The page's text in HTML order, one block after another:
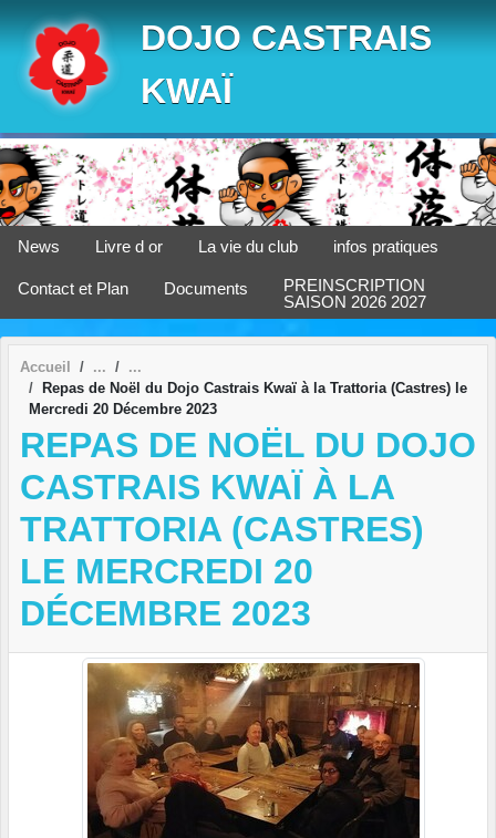
DOJO CASTRAIS
KWAÏ
News Livre d or La vie du club infos pratiques
Contact et Plan Documents
PREINSCRIPTION
SAISON 2026 2027
Accueil
Repas de Noël du Dojo Castrais Kwaï à la Trattoria (Castres) le
Mercredi 20 Décembre 2023
REPAS DE NOËL DU DOJO
CASTRAIS KWAÏ À LA
TRATTORIA (CASTRES)
LE MERCREDI 20
DÉCEMBRE 2023
Panneau de gestion des cookies